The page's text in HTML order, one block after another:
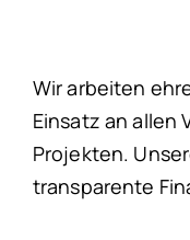
Wir arbeiten
Einsatz an allen
Projekten.
transparente